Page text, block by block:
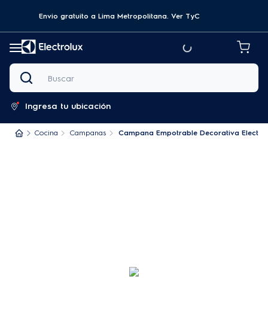
Envio gratuito a Lima Metropolitana. Ver TyC
Buscar
Ingresa tu ubicación
Cocina Campanas Campana Empotrable Decorativa